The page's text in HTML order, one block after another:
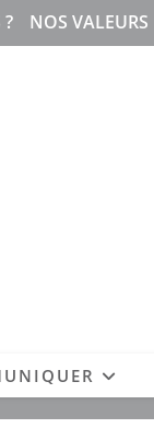
NOS VALEURS